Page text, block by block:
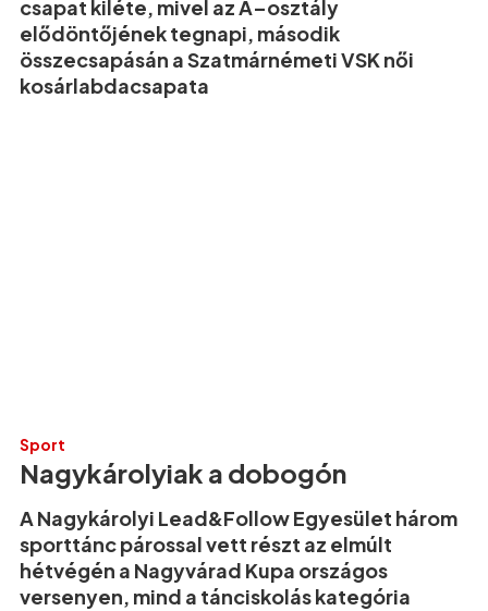
csapat kiléte, mivel az A–osztály
elődöntőjének tegnapi, második
összecsapásán a Szatmárnémeti VSK női
kosárlabdacsapata
Sport
Nagykárolyiak a dobogón
A Nagykárolyi Lead&Follow Egyesület három
sporttánc párossal vett részt az elmúlt
hétvégén a Nagyvárad Kupa országos
versenyen, mind a tánciskolás kategória